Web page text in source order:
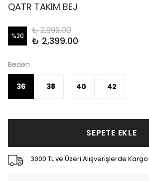
QATR TAKIM BEJ
%20 ₺ 2,999.00
₺ 2,399.00
Beden
36 38 40 42
SEPETE EKLE
3000 TL ve Üzeri Alışverişlerde